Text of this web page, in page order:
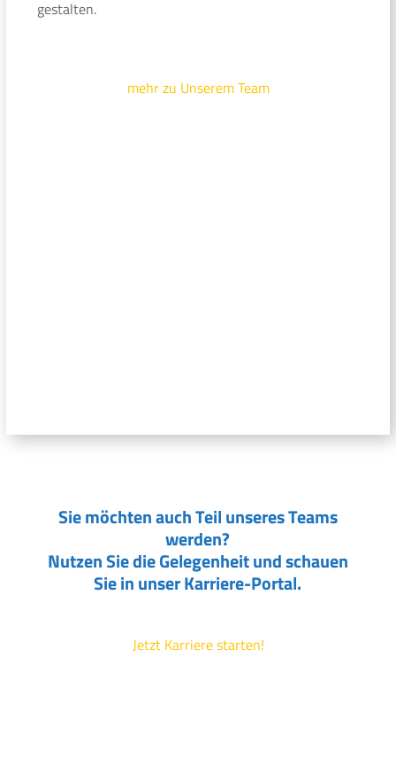
gestalten.
mehr zu Unserem Team
Sie möchten auch Teil unseres Teams
werden?
Nutzen Sie die Gelegenheit und schauen
Sie in unser Karriere-Portal.
Jetzt Karriere starten!